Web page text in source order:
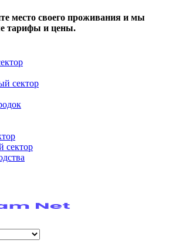
место своего проживания и мы
тарифы и цены.
сектор
сектор